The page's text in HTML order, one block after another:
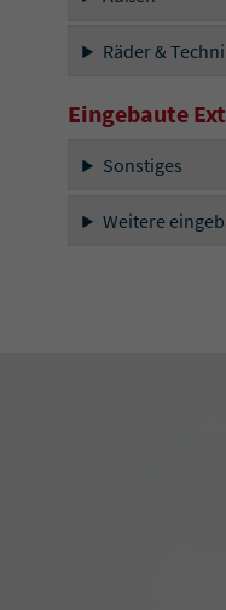
Räder &
Eingebaute
Sonstiges
Weitere